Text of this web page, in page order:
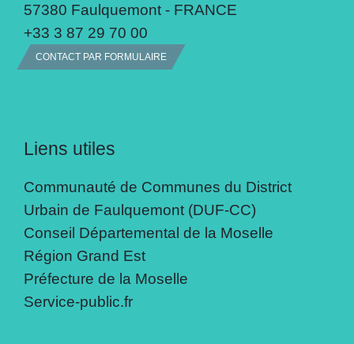
57380 Faulquemont - FRANCE
+33 3 87 29 70 00
CONTACT PAR FORMULAIRE
Liens utiles
Communauté de Communes du District
Urbain de Faulquemont (DUF-CC)
Conseil Départemental de la Moselle
Région Grand Est
Préfecture de la Moselle
Service-public.fr